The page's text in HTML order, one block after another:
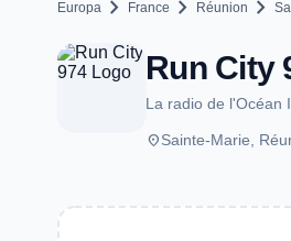
Europa chevron_right France chevron_right Réunion chevron_right
Run City
La radio de l'Océan
placeSainte-Marie,